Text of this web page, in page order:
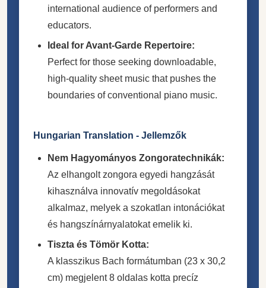
international audience of performers and
educators.
Ideal for Avant-Garde Repertoire:
Perfect for those seeking downloadable,
high-quality sheet music that pushes the
boundaries of conventional piano music.
Hungarian Translation - Jellemzők
Nem Hagyományos Zongoratechnikák:
Az elhangolt zongora egyedi hangzását
kihasználva innovatív megoldásokat
alkalmaz, melyek a szokatlan intonációkat
és hangszínárnyalatokat emelik ki.
Tiszta és Tömör Kotta:
A klasszikus Bach formátumban (23 x 30,2
cm) megjelent 8 oldalas kotta precíz